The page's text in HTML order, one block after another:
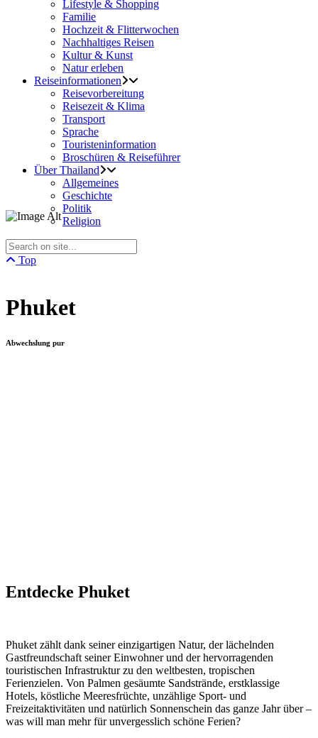
Lifestyle & Shopping
Familie
Hochzeit & Flitterwochen
Nachhaltiges Reisen
Kultur & Kunst
Natur erleben
Reiseinformationen
Reisevorbereitung
Reisezeit & Klima
Transport
Sprache
Touristeninformation
Broschüren & Reiseführer
Über Thailand
Allgemeines
Geschichte
Politik
Religion
Top
Phuket
Abwechslung pur
Entdecke Phuket
Phuket zählt dank seiner einzigartigen Natur, der lächelnden
Gastfreundschaft seiner Einwohner und der hervorragenden
touristischen Infrastruktur zu den weltbesten, tropischen
Ferienzielen. Von Palmen gesäumte Sandstrände, erstklassige
Hotels, köstliche Meeresfrüchte, unzählige Sport- und
Freizeitaktivitäten und natürlich Sonnenschein das ganze Jahr über –
was will man mehr für unvergesslich schöne Ferien?